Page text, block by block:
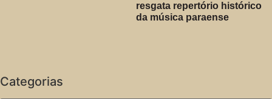
resgata repertório histórico
da música paraense
Categorias